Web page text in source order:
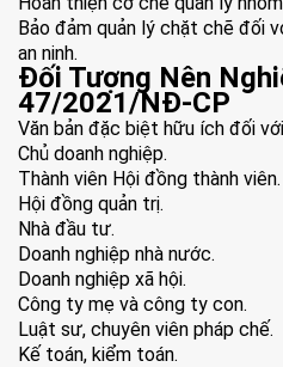
Bảo đảm quản lý chặt chẽ đối
an ninh.
Đối Tượng Nên
47/2021/NĐ-CP
Văn bản đặc biệt hữu ích đối
Chủ doanh nghiệp.
Thành viên Hội đồng thành viên.
Hội đồng quản trị.
Nhà đầu tư.
Doanh nghiệp nhà nước.
Doanh nghiệp xã hội.
Công ty mẹ và công ty con.
Luật sư, chuyên viên pháp chế.
Kế toán, kiểm toán.